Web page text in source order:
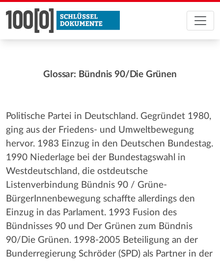
Glossar: Bündnis 90/Die Grünen
Politische Partei in Deutschland. Gegründet 1980,
ging aus der Friedens- und Umweltbewegung
hervor. 1983 Einzug in den Deutschen Bundestag.
1990 Niederlage bei der Bundestagswahl in
Westdeutschland, die ostdeutsche
Listenverbindung Bündnis 90 / Grüne-
BürgerInnenbewegung schaffte allerdings den
Einzug in das Parlament. 1993 Fusion des
Bündnisses 90 und Der Grünen zum Bündnis
90/Die Grünen. 1998-2005 Beteiligung an der
Bunderregierung Schröder (SPD) als Partner in der